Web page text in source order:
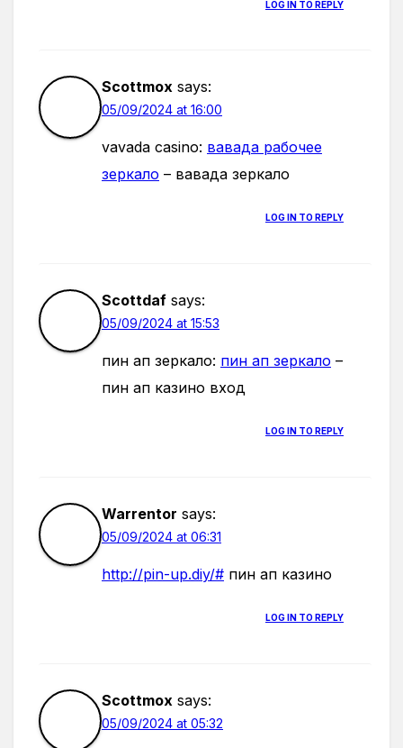
LOG IN TO REPLY
Scottmox says:
05/09/2024 at 16:00
vavada casino: вавада рабочее
зеркало – вавада зеркало
LOG IN TO REPLY
Scottdaf says:
05/09/2024 at 15:53
пин ап зеркало: пин ап зеркало –
пин ап казино вход
LOG IN TO REPLY
Warrentor says:
05/09/2024 at 06:31
http://pin-up.diy/# пин ап казино
LOG IN TO REPLY
Scottmox says:
05/09/2024 at 05:32